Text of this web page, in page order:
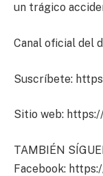
un trágico
Canal oficial del
Suscríbete:
Sitio web:
TAMBIÉN
Facebook: